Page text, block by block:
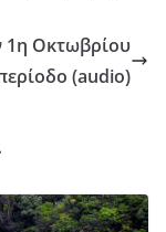
1η Οκτωβρίου
(audio)